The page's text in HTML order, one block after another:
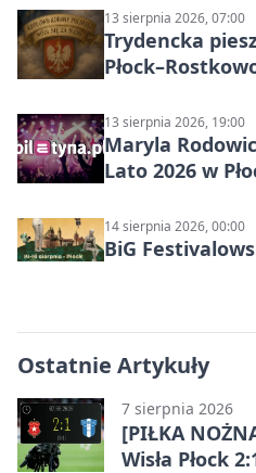
13 sierpnia 2026, 07:00
Trydencka
13 sierpnia 2026, 19:00
Maryla
Lato 2026 w
14 sierpnia 2026, 00:00
BiG
Ostatnie Artykuły
7 sierpnia 2026
[PIŁKA
Wisła Płock